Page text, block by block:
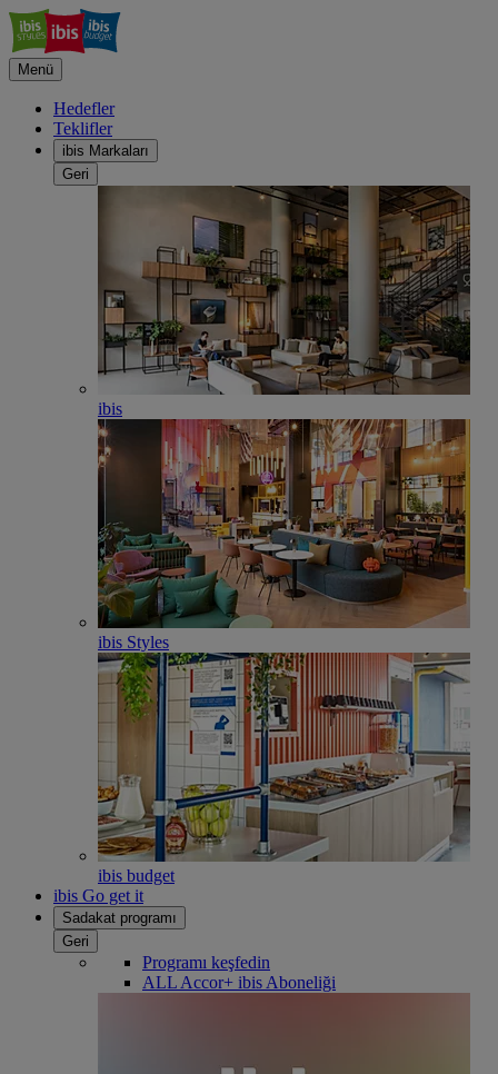
Menü
Hedefler
Teklifler
ibis Markaları
Geri
ibis
ibis Styles
ibis budget
ibis Go get it
Sadakat programı
Geri
Programı keşfedin
ALL Accor+ ibis Aboneliği